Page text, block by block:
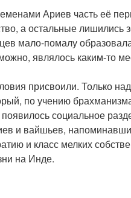
Ариев часть её
а остальные лишились
мало-помалу
являлось каким-то
присвоили. Только
по учению
социальное
и вайшьев,
и класс мелких
на Инде.